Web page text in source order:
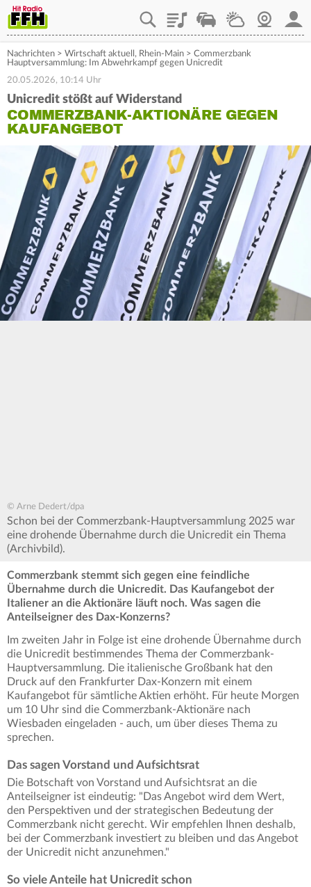
PlaylistStaupilotWetterWebcam
Nachrichten > Wirtschaft aktuell , Rhein-Main > Commerzbank
Hauptversammlung: Im Abwehrkampf gegen Unicredit
20.05.2026, 10:14 Uhr
Unicredit stößt auf Widerstand
COMMERZBANK-AKTIONÄRE GEGEN
KAUFANGEBOT
© Arne Dedert/dpa
Schon bei der Commerzbank-Hauptversammlung 2025 war
eine drohende Übernahme durch die Unicredit ein Thema
(Archivbild).
Commerzbank stemmt sich gegen eine feindliche
Übernahme durch die Unicredit. Das Kaufangebot der
Italiener an die Aktionäre läuft noch. Was sagen die
Anteilseigner des Dax-Konzerns?
Im zweiten Jahr in Folge ist eine drohende Übernahme durch
die Unicredit bestimmendes Thema der Commerzbank-
Hauptversammlung. Die italienische Großbank hat den
Druck auf den Frankfurter Dax-Konzern mit einem
Kaufangebot für sämtliche Aktien erhöht. Für heute Morgen
um 10 Uhr sind die Commerzbank-Aktionäre nach
Wiesbaden eingeladen - auch, um über dieses Thema zu
sprechen.
Das sagen Vorstand und Aufsichtsrat
Die Botschaft von Vorstand und Aufsichtsrat an die
Anteilseigner ist eindeutig: "Das Angebot wird dem Wert,
den Perspektiven und der strategischen Bedeutung der
Commerzbank nicht gerecht. Wir empfehlen Ihnen deshalb,
bei der Commerzbank investiert zu bleiben und das Angebot
der Unicredit nicht anzunehmen."
So viele Anteile hat Unicredit schon